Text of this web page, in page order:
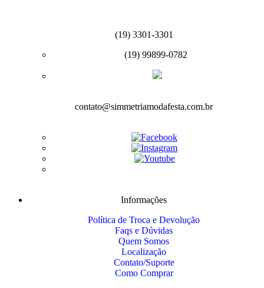
(19) 3301-3301
(19) 99899-0782
contato@simmetriamodafesta.com.br
Informações
Política de Troca e Devolução
Faqs e Dúvidas
Quem Somos
Localização
Contato/Suporte
Como Comprar